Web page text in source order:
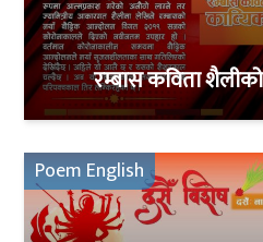
रम्बास कविता
Poem English